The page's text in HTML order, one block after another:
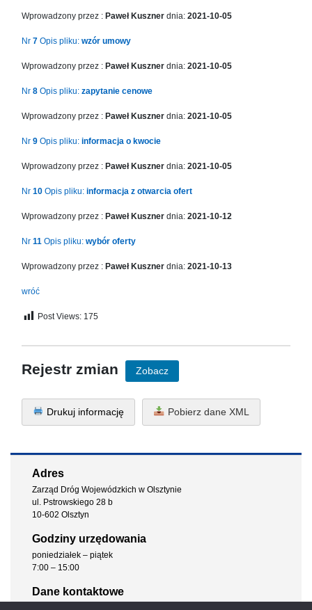
Wprowadzony przez : Paweł Kuszner dnia: 2021-10-05
Nr 7 Opis pliku: wzór umowy
Wprowadzony przez : Paweł Kuszner dnia: 2021-10-05
Nr 8 Opis pliku: zapytanie cenowe
Wprowadzony przez : Paweł Kuszner dnia: 2021-10-05
Nr 9 Opis pliku: informacja o kwocie
Wprowadzony przez : Paweł Kuszner dnia: 2021-10-05
Nr 10 Opis pliku: informacja z otwarcia ofert
Wprowadzony przez : Paweł Kuszner dnia: 2021-10-12
Nr 11 Opis pliku: wybór oferty
Wprowadzony przez : Paweł Kuszner dnia: 2021-10-13
wróć
Post Views: 175
Rejestr zmian Zobacz
Drukuj informację Pobierz dane XML
Adres
Zarząd Dróg Wojewódzkich w Olsztynie
ul. Pstrowskiego 28 b
10-602 Olsztyn
Godziny urzędowania
poniedziałek – piątek
7:00 – 15:00
Dane kontaktowe